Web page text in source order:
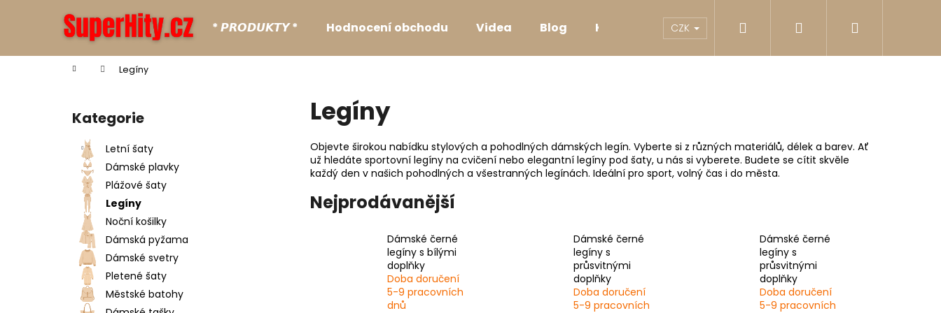
* 𝙋𝙍𝙊𝘿𝙐𝙆𝙏𝙔 * Hodnocení obchodu Videa Blog Kontakty Reklamace Obchodní podmínky
CZK Přihlášení
Domů Legíny
Přeskočit
kategorie
Kategorie
Letní šaty
Dámské plavky
Plážové šaty
Legíny
Noční košilky
Dámská pyžama
Dámské svetry
Pletené šaty
Městské batohy
Legíny
Objevte širokou nabídku stylových a pohodlných dámských legín. Vyberte si z různých materiálů, délek a barev. Ať
už hledáte sportovní legíny na cvičení nebo elegantní legíny pod šaty, u nás si vyberete. Budete se cítit skvěle
každý den v našich pohodlných a všestranných legínách. Ideální pro sport, volný čas i do města.
Nejprodávanější
Dámské černé
legíny s bílými
doplňky
Doba doručení
5-9 pracovních
dnů
Dámské černé
legíny s
průsvitnými
doplňky
Doba doručení
5-9 pracovních
Dámské černé
legíny s
průsvitnými
doplňky
Doba doručení
5-9 pracovních
í
Zpět
do
Zpět
do
Doporučujeme